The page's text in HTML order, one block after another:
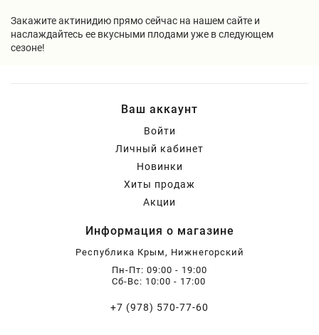
Закажите актинидию прямо сейчас на нашем сайте и
наслаждайтесь ее вкусными плодами уже в следующем
сезоне!
Ваш аккаунт
Войти
Личный кабинет
Новинки
Хиты продаж
Акции
Информация о магазине
Республика Крым, Нижнегорский
Пн-Пт: 09:00 - 19:00
Сб-Вс: 10:00 - 17:00
+7 (978) 570-77-60